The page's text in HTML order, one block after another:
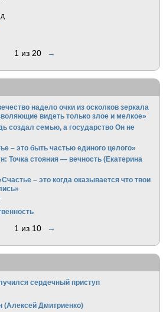
1 из 20 →
надело очки из осколков зеркала
видеть только злое и мелкое»
создал семью, а государство Он не
– это быть частью единого целого»
Точка стояния — вечность (Екатерина
– это когда оказывается что твои
1 из 10 →
сердечный приступ
(Алексей Дмитриенко)